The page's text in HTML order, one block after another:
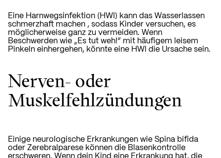
Eine Harnwegsinfektion (HWI) kann das Wasserlassen
schmerzhaft machen , sodass Kinder versuchen, es
möglicherweise ganz zu vermeiden. Wenn
Beschwerden wie „Es tut weh!“ mit häufigem leisem
Pinkeln einhergehen, könnte eine HWI die Ursache sein.
Nerven- oder
Muskelfehlzündungen
Einige neurologische Erkrankungen wie Spina bifida
oder Zerebralparese können die Blasenkontrolle
erschweren. Wenn dein Kind eine Erkrankung hat, die